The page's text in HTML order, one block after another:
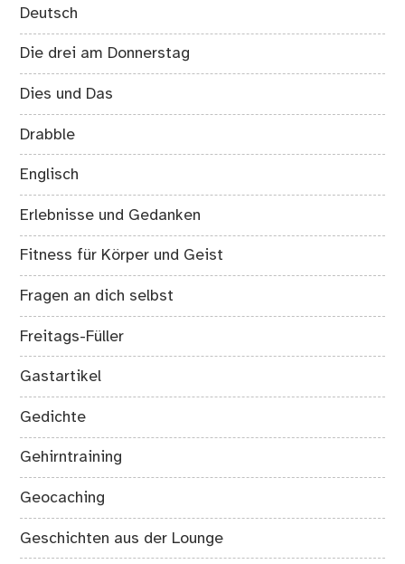
Deutsch
Die drei am Donnerstag
Dies und Das
Drabble
Englisch
Erlebnisse und Gedanken
Fitness für Körper und Geist
Fragen an dich selbst
Freitags-Füller
Gastartikel
Gedichte
Gehirntraining
Geocaching
Geschichten aus der Lounge